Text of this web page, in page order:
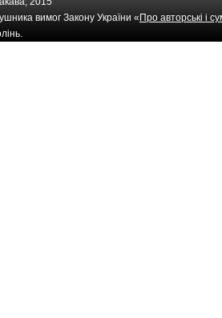
вимог Закону України « Про авторські і